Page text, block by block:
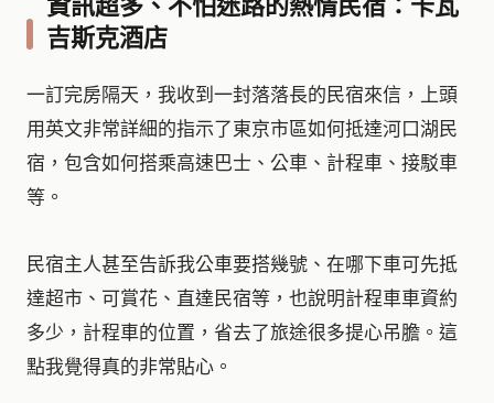
資訊超多、不怕迷路的熱情民宿：卡瓦
吉斯克酒店
一訂完房隔天，我收到一封落落長的民宿來信，上頭
用英文非常詳細的指示了東京市區如何抵達河口湖民
宿，包含如何搭乘高速巴士、公車、計程車、接駁車
等。
民宿主人甚至告訴我公車要搭幾號、在哪下車可先抵
達超市、可賞花、直達民宿等，也說明計程車車資約
多少，計程車的位置，省去了旅途很多提心吊膽。這
點我覺得真的非常貼心。